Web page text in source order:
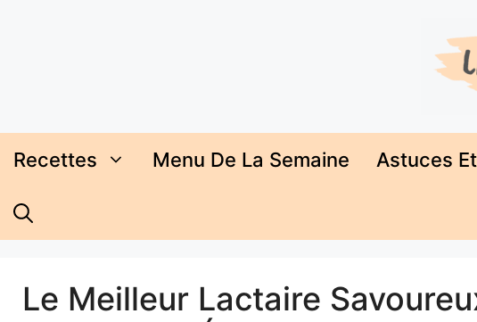
Recettes Menu De La Semaine Astuces
Le Meilleur Lactaire